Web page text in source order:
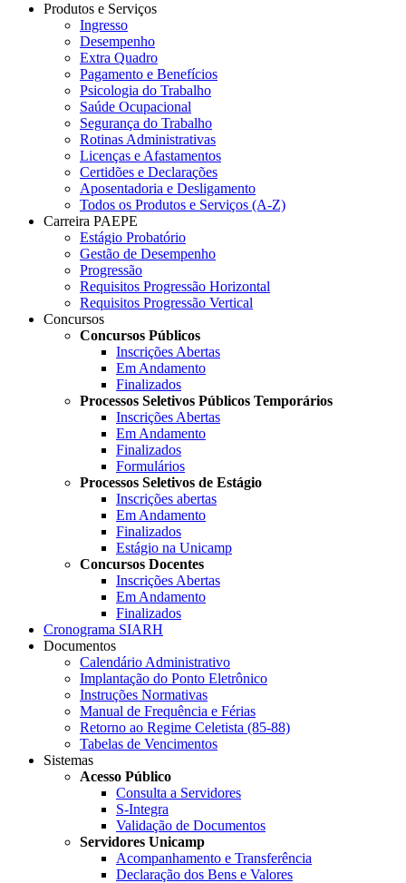
Produtos e Serviços
Ingresso
Desempenho
Extra Quadro
Pagamento e Benefícios
Psicologia do Trabalho
Saúde Ocupacional
Segurança do Trabalho
Rotinas Administrativas
Licenças e Afastamentos
Certidões e Declarações
Aposentadoria e Desligamento
Todos os Produtos e Serviços (A-Z)
Carreira PAEPE
Estágio Probatório
Gestão de Desempenho
Progressão
Requisitos Progressão Horizontal
Requisitos Progressão Vertical
Concursos
Concursos Públicos
Inscrições Abertas
Em Andamento
Finalizados
Processos Seletivos Públicos Temporários
Inscrições Abertas
Em Andamento
Finalizados
Formulários
Processos Seletivos de Estágio
Inscrições abertas
Em Andamento
Finalizados
Estágio na Unicamp
Concursos Docentes
Inscrições Abertas
Em Andamento
Finalizados
Cronograma SIARH
Documentos
Calendário Administrativo
Implantação do Ponto Eletrônico
Instruções Normativas
Manual de Frequência e Férias
Retorno ao Regime Celetista (85-88)
Tabelas de Vencimentos
Sistemas
Acesso Público
Consulta a Servidores
S-Integra
Validação de Documentos
Servidores Unicamp
Acompanhamento e Transferência
Declaração dos Bens e Valores